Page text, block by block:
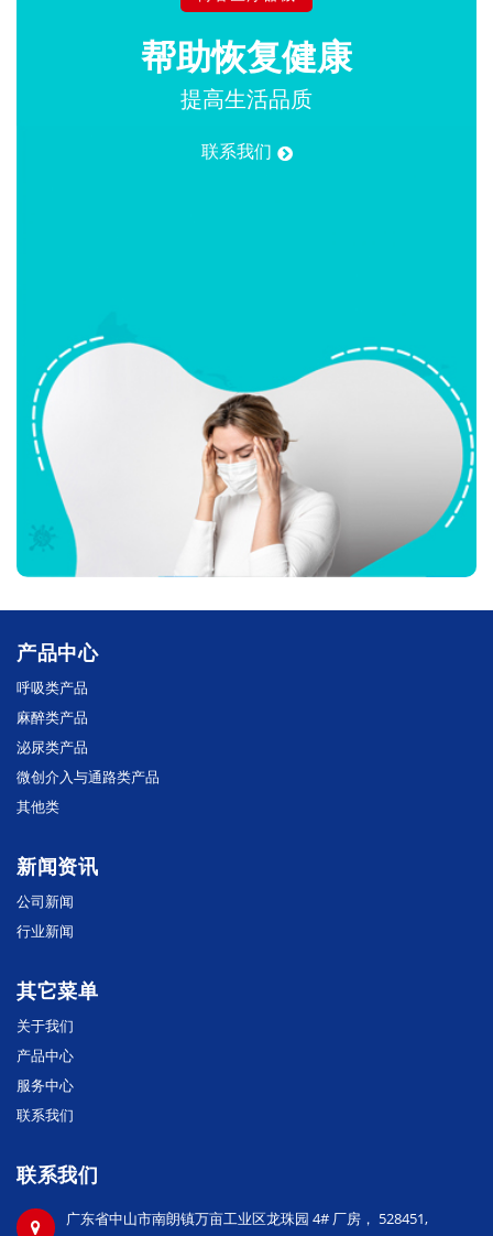
帮助恢复健康
提高生活品质
联系我们
产品中心
呼吸类产品
麻醉类产品
泌尿类产品
微创介入与通路类产品
其他类
新闻资讯
公司新闻
行业新闻
其它菜单
关于我们
产品中心
服务中心
联系我们
联系我们
广东省中山市南朗镇万亩工业区龙珠园 4# 厂房， 528451,